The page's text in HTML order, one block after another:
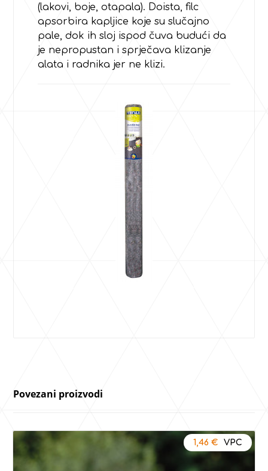
(lakovi, boje, otapala). Doista, filc
apsorbira kapljice koje su slučajno
pale, dok ih sloj ispod čuva budući da
je nepropustan i sprječava klizanje
alata i radnika jer ne klizi.
Povezani proizvodi
1,46 €